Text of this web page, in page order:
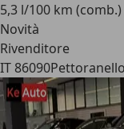
5,3 l/100 km (comb.)
Novità
Rivenditore
IT 86090